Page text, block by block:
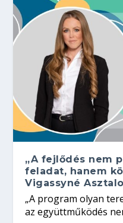
„A fejlődés nem
feladat, hanem
Vigassyné
„A program olyan
az együttműködés